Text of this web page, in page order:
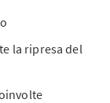
la ripresa del